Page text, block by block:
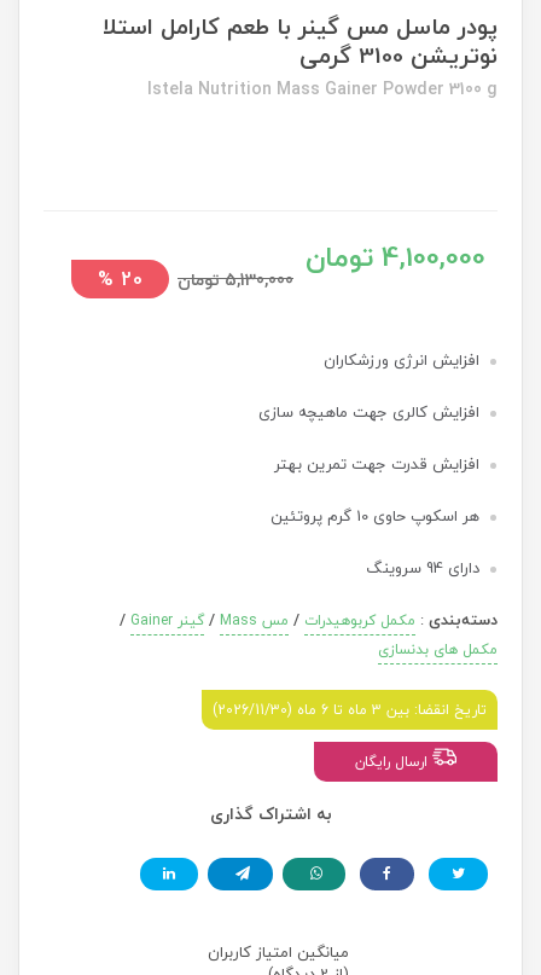
پودر ماسل مس گینر با طعم کارامل استلا
نوتریشن 3100 گرمی
Istela Nutrition Mass Gainer Powder 3100 g
4,100,000 تومان 5,130,000 تومان 20
%
افزایش انرژی ورزشکاران
افزایش کالری جهت ماهیچه سازی
افزایش قدرت جهت تمرین بهتر
هر اسکوپ حاوی 10 گرم پروتئین
دارای 94 سروینگ
دسته‌بندی: مکمل کربوهیدرات / مس Mass /گینر Gainer /
مکمل های بدنسازی
تاریخ انقضا: بین 3 ماه تا 6 ماه (2026/11/30)
ارسال رایگان
به اشتراک گذاری
میانگین امتیاز کاربران